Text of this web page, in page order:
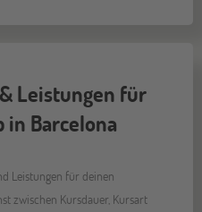
Leistungen für
in Barcelona
Leistungen für deinen
zwischen Kursdauer, Kursart